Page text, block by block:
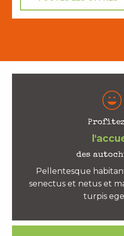
des
Pellentesque
senectus et netus et
turpis